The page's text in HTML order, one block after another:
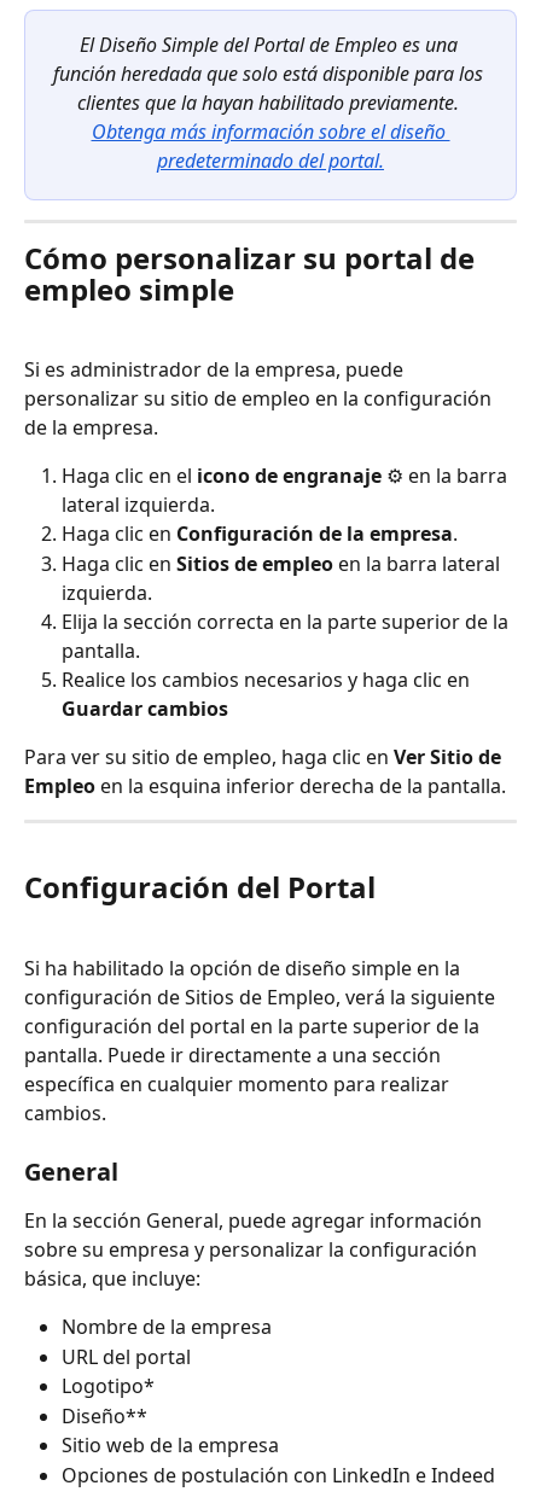
El Diseño Simple del Portal de Empleo es una
función heredada que solo está disponible para los
clientes que la hayan habilitado previamente.
Obtenga más información sobre el diseño
predeterminado del portal.
Cómo personalizar su portal de
empleo simple
Si es administrador de la empresa, puede
personalizar su sitio de empleo en la configuración
de la empresa.
Haga clic en el icono de engranaje ⚙️ en la barra
lateral izquierda.
Haga clic en Configuración de la empresa.
Haga clic en Sitios de empleo en la barra lateral
izquierda.
Elija la sección correcta en la parte superior de la
pantalla.
Realice los cambios necesarios y haga clic en
Guardar cambios
Para ver su sitio de empleo, haga clic en Ver Sitio de
Empleo en la esquina inferior derecha de la pantalla.
Configuración del Portal
Si ha habilitado la opción de diseño simple en la
configuración de Sitios de Empleo, verá la siguiente
configuración del portal en la parte superior de la
pantalla. Puede ir directamente a una sección
específica en cualquier momento para realizar
cambios.
General
En la sección General, puede agregar información
sobre su empresa y personalizar la configuración
básica, que incluye:
Nombre de la empresa
URL del portal
Logotipo*
Diseño**
Sitio web de la empresa
Opciones de postulación con LinkedIn e Indeed